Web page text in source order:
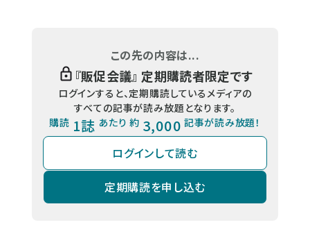
この先の内容は...
『販促会議』 定期購読者限定です
ログインすると、定期購読しているメディアの
すべての記事が読み放題となります。
購読 1誌 あたり 約 3,000 記事が読み放題！
ログインして読む
定期購読を申し込む